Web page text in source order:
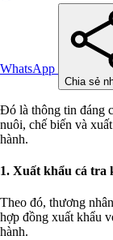
WhatsApp
Chia sẻ
Đó là thông tin đáng
nuôi, chế biến và
hành.
1. Xuất khẩu cá tra
Theo đó, thương
hợp đồng xuất khẩu
hành.